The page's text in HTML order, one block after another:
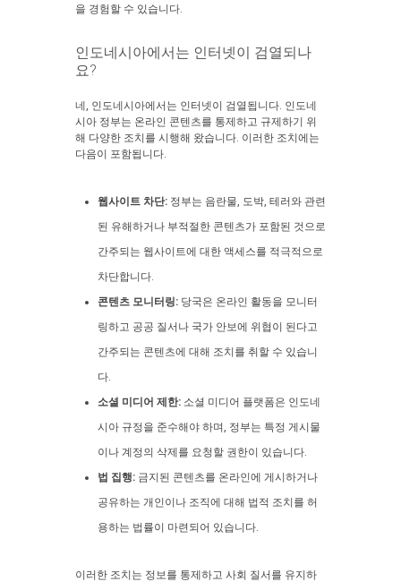
을 경험할 수 있습니다.
인도네시아에서는 인터넷이 검열되나
요?
네, 인도네시아에서는 인터넷이 검열됩니다. 인도네
시아 정부는 온라인 콘텐츠를 통제하고 규제하기 위
해 다양한 조치를 시행해 왔습니다. 이러한 조치에는
다음이 포함됩니다.
웹사이트 차단: 정부는 음란물, 도박, 테러와 관련
된 유해하거나 부적절한 콘텐츠가 포함된 것으로
간주되는 웹사이트에 대한 액세스를 적극적으로
차단합니다.
콘텐츠 모니터링: 당국은 온라인 활동을 모니터
링하고 공공 질서나 국가 안보에 위협이 된다고
간주되는 콘텐츠에 대해 조치를 취할 수 있습니
다.
소셜 미디어 제한: 소셜 미디어 플랫폼은 인도네
시아 규정을 준수해야 하며, 정부는 특정 게시물
이나 계정의 삭제를 요청할 권한이 있습니다.
법 집행: 금지된 콘텐츠를 온라인에 게시하거나
공유하는 개인이나 조직에 대해 법적 조치를 허
용하는 법률이 마련되어 있습니다.
이러한 조치는 정보를 통제하고 사회 질서를 유지하